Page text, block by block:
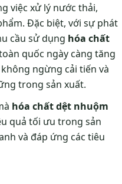
việc xử lý nước thải,
Đặc biệt, với sự phát
cầu sử dụng hóa chất
quốc ngày càng tăng
ngừng cải tiến và
trong sản xuất.
hóa chất dệt nhuộm
quả tối ưu trong sản
và đáp ứng các tiêu